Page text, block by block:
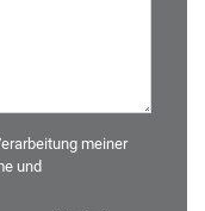
meiner
und